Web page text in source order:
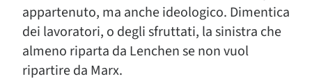
appartenuto, ma anche ideologico. Dimentica
dei lavoratori, o degli sfruttati, la sinistra che
almeno riparta da Lenchen se non vuol
ripartire da Marx.